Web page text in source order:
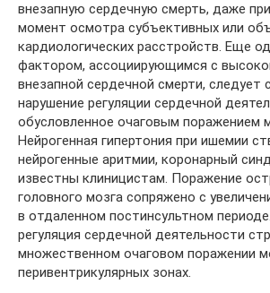
внезапную сердечную смерть, даже
момент осмотра субъективных или
кардиологических расстройств. Еще
фактором, ассоциирующимся с
внезапной сердечной смерти, следует
нарушение регуляции сердечной
обусловленное очаговым поражением
Нейрогенная гипертония при ишемии
нейрогенные аритмии, коронарный
известны клиницистам. Поражение
головного мозга сопряжено с
в отдаленном постинсультном
регуляция сердечной деятельности
множественном очаговом поражении
перивентрикулярных зонах.